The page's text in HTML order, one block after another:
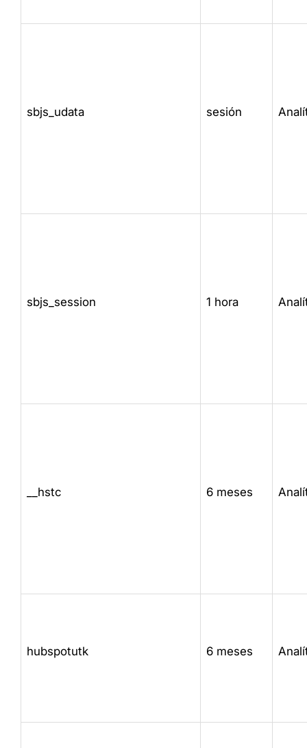
sbjs_udata sesión
sbjs_session 1 hora
__hstc 6 meses
hubspotutk 6 meses